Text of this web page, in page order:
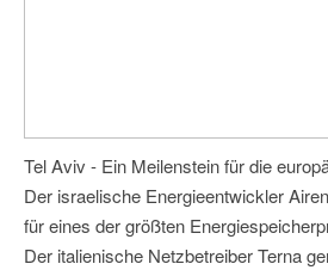
Tel Aviv - Ein Meilenstein für die
Der israelische Energieentwickler
für eines der größten
Der italienische Netzbetreiber Terna